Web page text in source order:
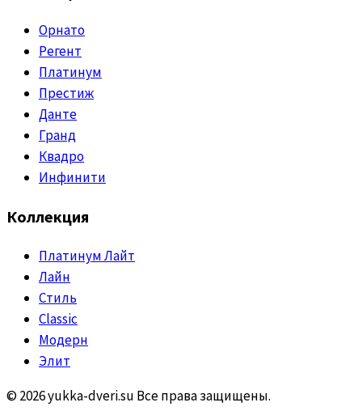
Орнато
Регент
Платинум
Престиж
Данте
Гранд
Квадро
Инфинити
Коллекция
Платинум Лайт
Лайн
Стиль
Classic
Модерн
Элит
© 2026 yukka-dveri.su Все права защищены.